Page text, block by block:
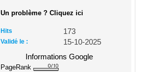
Un problème ? Cliquez ici
Hits 173
Validé le :
15-10-2025
Informations Google
PageRank